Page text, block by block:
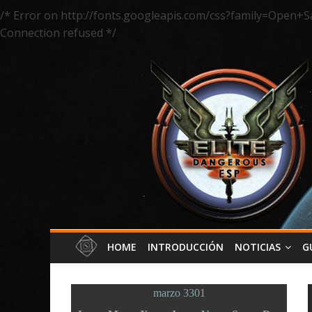
/* Error on http://fonts.googleapis.com/
Connection refused */
HOME INTRODUCCIÓN NOTICIAS
marzo 3301